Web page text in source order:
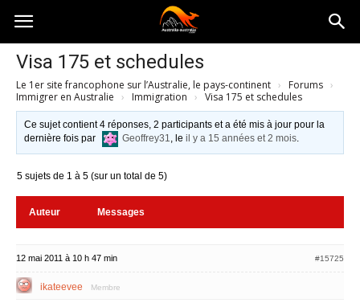
Australia-
australie.com
Visa 175 et schedules
Le 1er site francophone sur l’Australie, le pays-continent › Forums ›
Immigrer en Australie › Immigration › Visa 175 et schedules
Ce sujet contient 4 réponses, 2 participants et a été mis à jour pour la
dernière fois par
Geoffrey31, leil y a 15 années et 2 mois.
5 sujets de 1 à 5 (sur un total de 5)
Auteur Messages
12 mai 2011 à 10 h 47 min #15725
ikateevee Membre